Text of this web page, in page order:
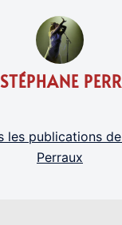
les publications
Perraux